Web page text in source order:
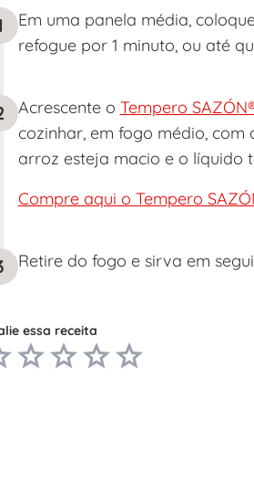
Em uma panela média,
refogue por 1 minuto, ou até
Acrescente o Tempero
cozinhar, em fogo médio, com
arroz esteja macio e o líquido
Compre aqui o Tempero
Retire do fogo e sirva em
essa receita